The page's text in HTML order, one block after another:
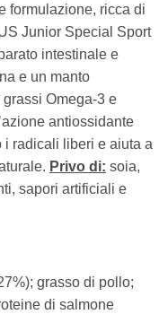
formulazione, ricca di
Junior Special Sport
intestinale e
e un manto
Omega-3 e
antiossidante
i radicali liberi e aiuta a
Privo di: soia,
sapori artificiali e
grasso di pollo;
di salmone